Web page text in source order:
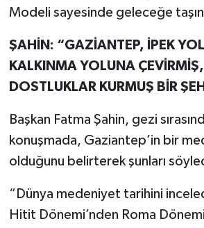
Modeli sayesinde geleceğe
ŞAHİN: “GAZİANTEP, İPEK
KALKINMA YOLUNA
DOSTLUKLAR KURMUŞ BİR
Başkan Fatma Şahin, gezi
konuşmada, Gaziantep’in bir
olduğunu belirterek şunları
“Dünya medeniyet tarihini
Hitit Dönemi’nden Roma